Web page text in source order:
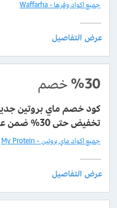
جميع اكواد وفرها - Waffarha
%30خصم
كود خصم ماي بروتين
تخفيض حتى 30% ضمن عروض المتجر
جميع اكواد ماي بروتين - My Protein